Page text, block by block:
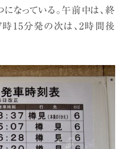
になっている。午前中は、終
時15分発の次は、2時間後